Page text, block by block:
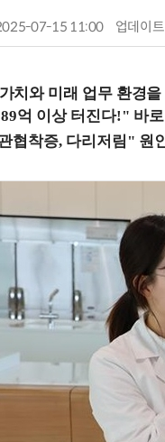
07-15 11:00 업데이
치와 미래 업무 환경